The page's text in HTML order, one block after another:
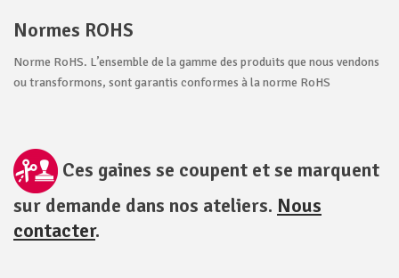
Normes ROHS
Norme RoHS. L’ensemble de la gamme des produits que nous vendons
ou transformons, sont garantis conformes à la norme RoHS
Ces gaines se coupent et se marquent
sur demande dans nos ateliers. Nous
contacter.